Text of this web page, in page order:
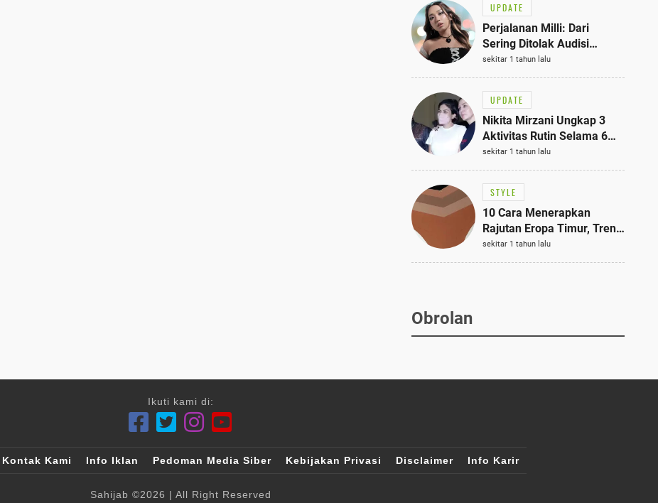
UPDATE
Perjalanan Milli: Dari
Sering Ditolak Audisi
hingga Menjadi Rapper Top
10 Thailand
sekitar 1 tahun lalu
UPDATE
Nikita Mirzani Ungkap 3
Aktivitas Rutin Selama 6
Bulan di Rutan Pondok
Bambu, Terungkap!
sekitar 1 tahun lalu
STYLE
10 Cara Menerapkan
Rajutan Eropa Timur, Tren
Mode Terbaik dan Paling
Dicari 2023
sekitar 1 tahun lalu
Obrolan
Ikuti kami di:
Kontak Kami Info Iklan Pedoman Media Siber Kebijakan Privasi Disclaimer Info Karir
Sahijab ©2026 | All Right Reserved